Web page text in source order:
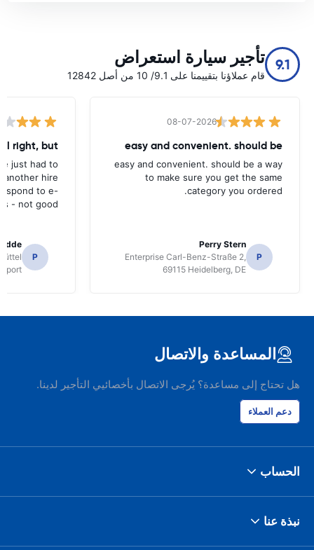
9.1 تأجير سيارة استعراض
قام عملاؤنا بتقييمنا على 9.1/ 10 من أصل 12842
08-07-2026
easy and convenient. should be
easy and convenient. should be a way
to make sure you get the same
category you ordered.
P
Perry Stern
Enterprise Carl-Benz-Straße 2,
69115 Heidelberg, DE
right, but
just had to
another hire
to e-
- not good.
P
المساعدة والاتصال
هل تحتاج إلى مساعدة؟ يُرجى الاتصال بأخصائيي التأجير لدينا.
دعم العملاء
الحساب
نبذة عنا